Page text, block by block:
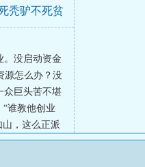
秃驴不死贫
。没启动资金
源怎么办？没
众巨头苦不堪
谁教他创业
，这么正派
？”王君
时期数据重